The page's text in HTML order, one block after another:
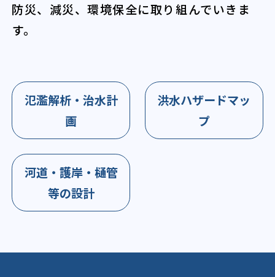
防災、減災、環境保全に取り組んでいきま
す。
氾濫解析・治水計
画
洪水ハザードマッ
プ
河道・護岸・樋管
等の設計